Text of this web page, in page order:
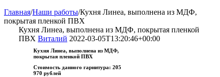
Главная/Наши работы/Кухня Линеа, выполнена из МДФ,
покрытая пленкой ПВХ
Кухня Линеа, выполнена из МДФ, покрытая пленкой
ПВХ Виталий 2022-03-05T13:20:46+00:00
Кухня Линеа, выполнена из МДФ,
покрытая пленкой ПВХ
Стоимость данного гарнитура: 205
970 рублей